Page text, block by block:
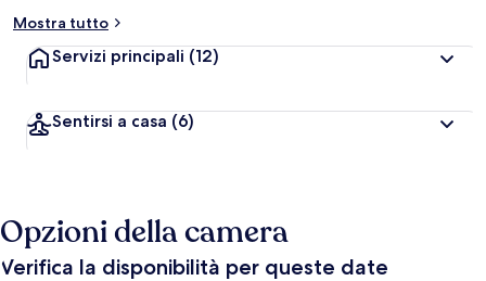
Mostra tutto
Servizi principali (12)
Sentirsi a casa (6)
Opzioni della camera
Verifica la disponibilità per queste date